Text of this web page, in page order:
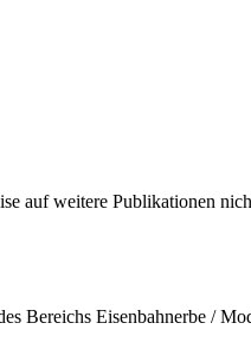
auf weitere Publikationen
Bereichs Eisenbahnerbe /